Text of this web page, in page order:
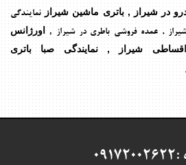
در شیراز , باتری ماشین شیراز نمایندگی
, عمده فروشی باطری در شیراز , اورژانس
شیراز , نمایندگی صبا باتری